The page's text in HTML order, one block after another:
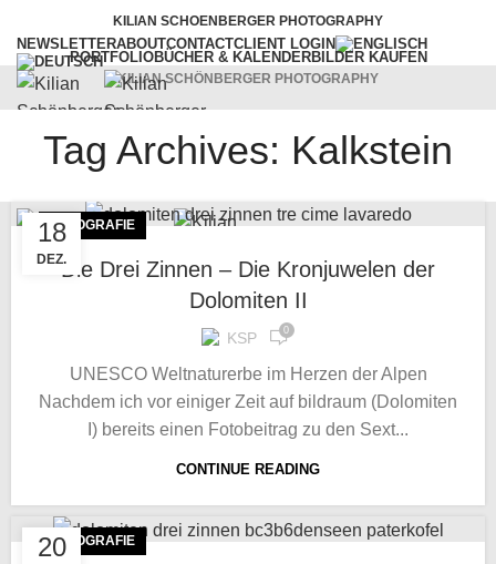
KILIAN SCHOENBERGER PHOTOGRAPHY
NEWSLETTERABOUTCONTACTCLIENT LOGIN
KILIAN SCHÖNBERGER PHOTOGRAPHY
PORTFOLIOBÜCHER & KALENDERBILDER KAUFEN
WORKSHOPS VORTRÄGE SERVICESBLOG
Tag Archives: Kalkstein
18
DEZ.
FOTOGRAFIE
Die Drei Zinnen – Die Kronjuwelen der
Dolomiten II
KSP 0
UNESCO Weltnaturerbe im Herzen der Alpen
Nachdem ich vor einiger Zeit auf bildraum (Dolomiten
I) bereits einen Fotobeitrag zu den Sext...
CONTINUE READING
20
FOTOGRAFIE